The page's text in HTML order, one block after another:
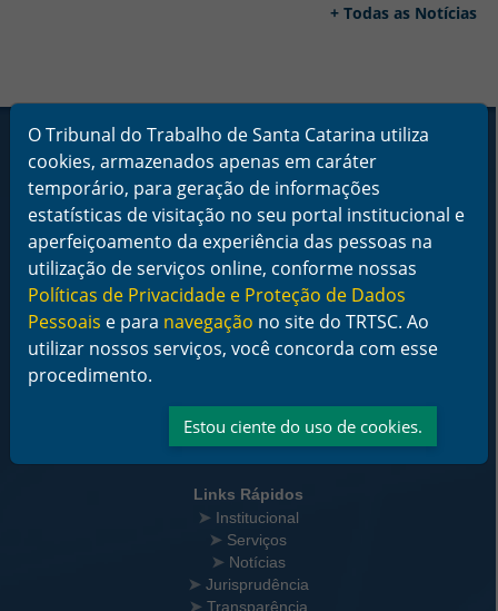
+ Todas as Notícias
Informações de Contato
Tribunal Regional do Trabalho da 12ª Região
Rua Esteves Júnior, 395, Centro - Florianópolis/SC
CEP 88015-905
CNPJ 02.482.005/0001-23
De segunda a sexta-feira das 12 às 18 horas
Links Rápidos
Institucional
Serviços
Notícias
Jurisprudência
Transparência
O Tribunal do Trabalho de Santa Catarina utiliza
cookies, armazenados apenas em caráter
temporário, para geração de informações
estatísticas de visitação no seu portal institucional e
aperfeiçoamento da experiência das pessoas na
utilização de serviços online, conforme nossas
Políticas de Privacidade e Proteção de Dados
Pessoais e para navegação no site do TRTSC. Ao
utilizar nossos serviços, você concorda com esse
procedimento.
Estou ciente do uso de cookies.